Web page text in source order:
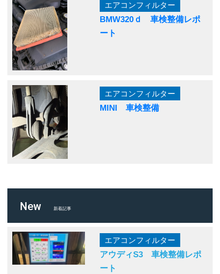
エアコンフィルター
BMW320ｄ 車検整備レポ
ート
エアコンフィルター
MINI 車検整備
New 新着記事
エアコンフィルター
アウディS3 車検整備レポ
ート